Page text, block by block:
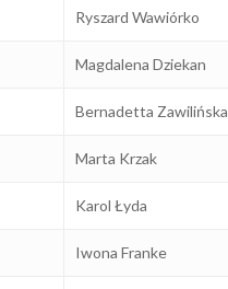
Ryszard Wawiórko
Magdalena Dziekan
Bernadetta Zawilińska
Marta Krzak
Karol Łyda
Iwona Franke